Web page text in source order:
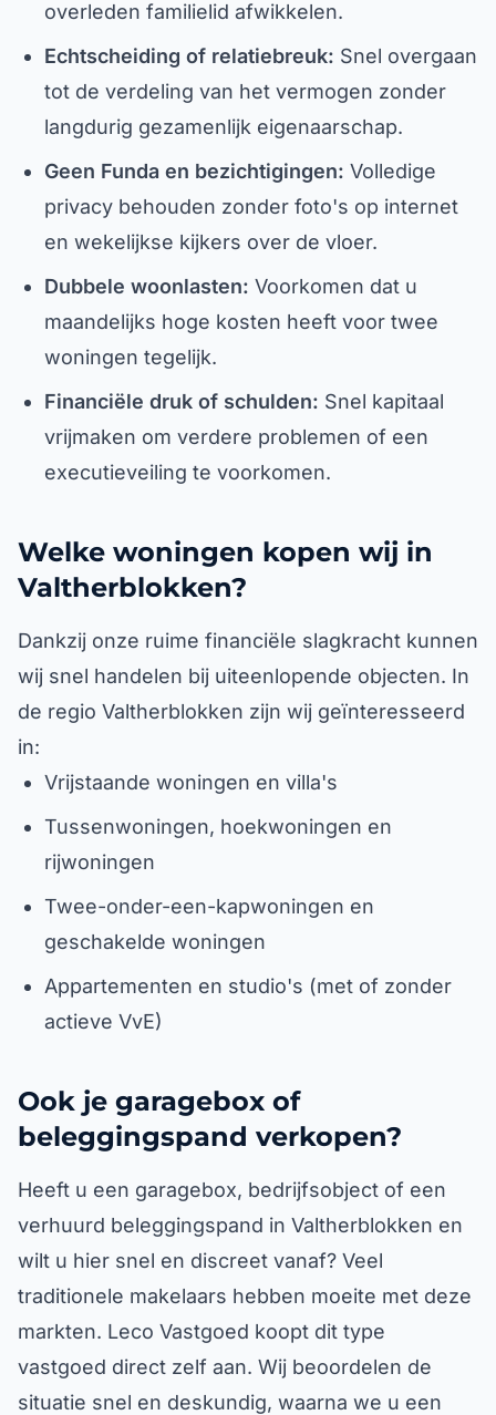
overleden familielid afwikkelen.
Echtscheiding of relatiebreuk: Snel overgaan
tot de verdeling van het vermogen zonder
langdurig gezamenlijk eigenaarschap.
Geen Funda en bezichtigingen: Volledige
privacy behouden zonder foto's op internet
en wekelijkse kijkers over de vloer.
Dubbele woonlasten: Voorkomen dat u
maandelijks hoge kosten heeft voor twee
woningen tegelijk.
Financiële druk of schulden: Snel kapitaal
vrijmaken om verdere problemen of een
executieveiling te voorkomen.
Welke woningen kopen wij in
Valtherblokken?
Dankzij onze ruime financiële slagkracht kunnen
wij snel handelen bij uiteenlopende objecten. In
de regio Valtherblokken zijn wij geïnteresseerd
in:
Vrijstaande woningen en villa's
Tussenwoningen, hoekwoningen en
rijwoningen
Twee-onder-een-kapwoningen en
geschakelde woningen
Appartementen en studio's (met of zonder
actieve VvE)
Ook je garagebox of
beleggingspand verkopen?
Heeft u een garagebox, bedrijfsobject of een
verhuurd beleggingspand in Valtherblokken en
wilt u hier snel en discreet vanaf? Veel
traditionele makelaars hebben moeite met deze
markten. Leco Vastgoed koopt dit type
vastgoed direct zelf aan. Wij beoordelen de
situatie snel en deskundig, waarna we u een